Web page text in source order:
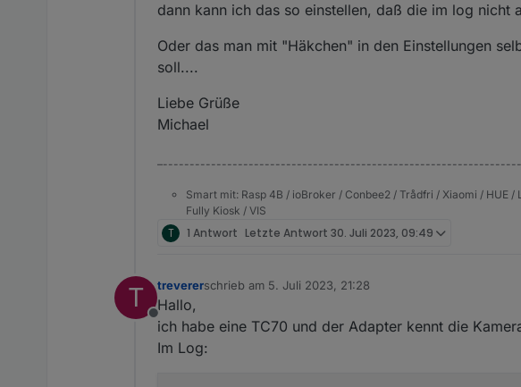
dann kann ich das so einstellen, daß die im log nicht
Oder das man mit "Häkchen" in den Einstellungen
soll....
Liebe Grüße
Michael
Smart mit: Rasp 4B / ioBroker / Conbee2 / Trådfri / Xiaomi / HUE
Fully Kiosk / VIS
T 1 Antwort Letzte Antwort 30. Juli 2023, 09:49
T
Offline
trevererschrieb am 5. Juli 2023, 21:28
zuletzt editiert von
Hallo,
ich habe eine TC70 und der Adapter kennt die
Im Log: